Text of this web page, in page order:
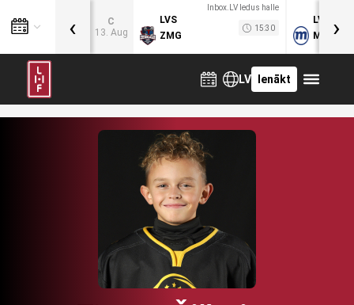
C
13. Aug
Inbox.LV ledus halle
LVS
ZMG
15:30
LVB
MOG
‹ ›
LV Ienākt